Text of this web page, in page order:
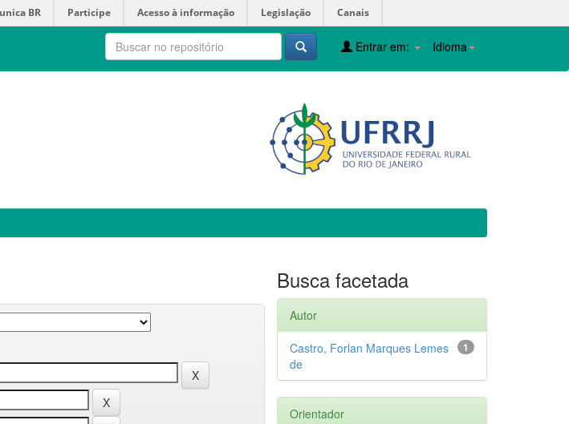
BR Participe Acesso à informação Legislação Canais
Idioma
Entrar em:
Busca facetada
Autor
1
Castro, Forlan Marques Lemes
de
Orientador